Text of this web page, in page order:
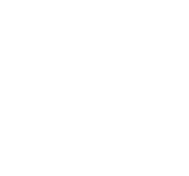
Den unikke Drenthe-